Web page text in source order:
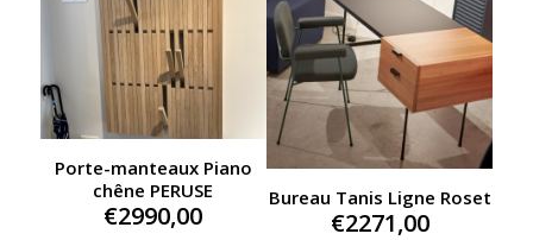
Porte-manteaux Piano
chêne PERUSE
€2990,00
Bureau Tanis Ligne Roset
€2271,00